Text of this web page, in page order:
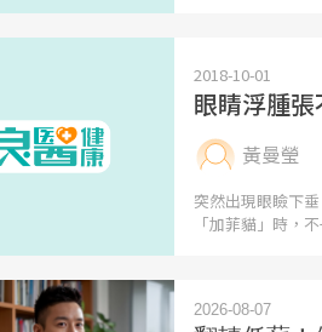
2018-10-01
眼睛浮腫
黃曼瑩
突然出現眼瞼下
「加菲貓」時，